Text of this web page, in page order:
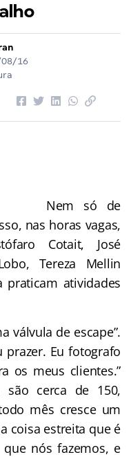
16
Nem só de
nas horas vagas,
Cotait, José
Tereza Mellin
praticam atividades
válvula de escape”.
prazer. Eu fotografo
os meus clientes.”
são cerca de 150,
mês cresce um
coisa estreita que é
nós fazemos, e